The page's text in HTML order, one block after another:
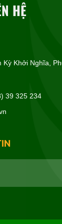
HỆ
Kỳ Khởi Nghĩa,
39 325 234